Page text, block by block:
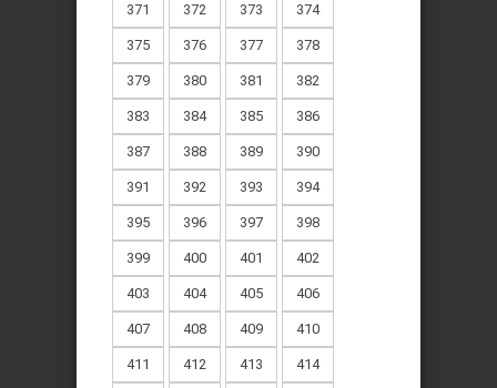
371 372 373 374
375 376 377 378
379 380 381 382
383 384 385 386
387 388 389 390
391 392 393 394
395 396 397 398
399 400 401 402
403 404 405 406
407 408 409 410
411 412 413 414